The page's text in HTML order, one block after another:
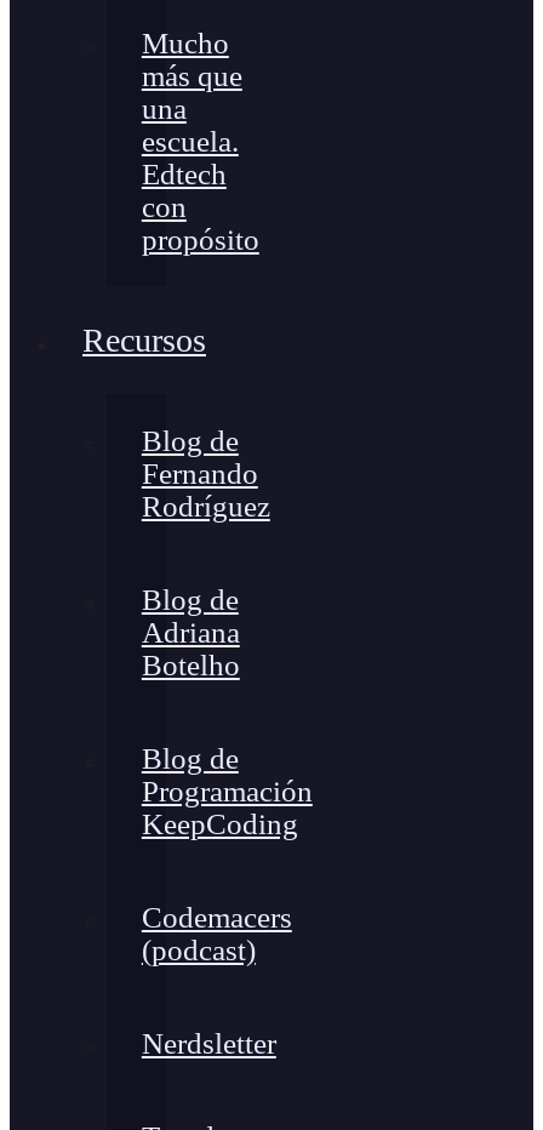
Mucho
más que
una
escuela.
Edtech
con
propósito
Recursos
Blog de
Fernando
Rodríguez
Blog de
Adriana
Botelho
Blog de
Programación
KeepCoding
Codemacers
(podcast)
Nerdsletter